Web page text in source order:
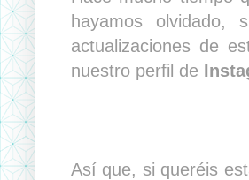
hayamos
actualizaciones de
nuestro perfil de
Así que, si queréis